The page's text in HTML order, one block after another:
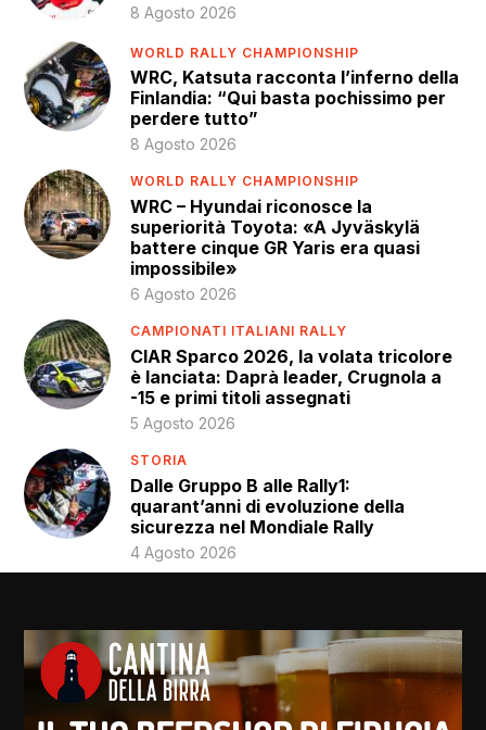
8 Agosto 2026
WORLD RALLY CHAMPIONSHIP
WRC, Katsuta racconta l’inferno della
Finlandia: “Qui basta pochissimo per
perdere tutto”
8 Agosto 2026
WORLD RALLY CHAMPIONSHIP
WRC – Hyundai riconosce la
superiorità Toyota: «A Jyväskylä
battere cinque GR Yaris era quasi
impossibile»
6 Agosto 2026
CAMPIONATI ITALIANI RALLY
CIAR Sparco 2026, la volata tricolore
è lanciata: Daprà leader, Crugnola a
-15 e primi titoli assegnati
5 Agosto 2026
STORIA
Dalle Gruppo B alle Rally1:
quarant’anni di evoluzione della
sicurezza nel Mondiale Rally
4 Agosto 2026